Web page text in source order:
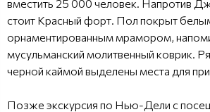
вместить 25 000 человек. Напротив
стоит Красный форт. Пол покрыт
орнаментированным мрамором,
мусульманский молитвенный коврик.
черной каймой выделены места для
Позже экскурсия по Нью-Дели с